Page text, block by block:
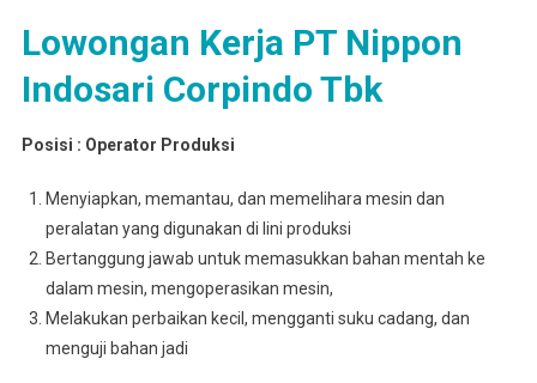
Lowongan Kerja PT Nippon
Indosari Corpindo Tbk
Posisi : Operator Produksi
Menyiapkan, memantau, dan memelihara mesin dan
peralatan yang digunakan di lini produksi
Bertanggung jawab untuk memasukkan bahan mentah ke
dalam mesin, mengoperasikan mesin,
Melakukan perbaikan kecil, mengganti suku cadang, dan
menguji bahan jadi